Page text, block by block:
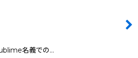
名義での…